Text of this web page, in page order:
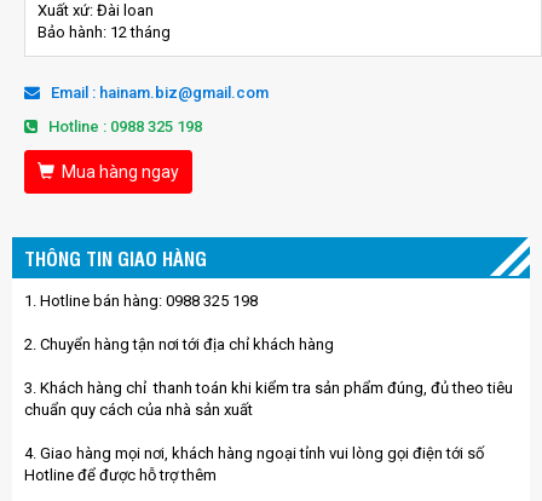
Xuất xứ: Đài loan
Bảo hành: 12 tháng
Email : hainam.biz@gmail.com
Hotline : 0988 325 198
Mua hàng ngay
THÔNG TIN GIAO HÀNG
1. Hotline bán hàng: 0988 325 198
2. Chuyển hàng tận nơi tới địa chỉ khách hàng
3. Khách hàng chỉ thanh toán khi kiểm tra sản phẩm đúng, đủ theo tiêu
chuẩn quy cách của nhà sản xuất
4. Giao hàng mọi nơi, khách hàng ngoại tỉnh vui lòng gọi điện tới số
Hotline để được hỗ trợ thêm